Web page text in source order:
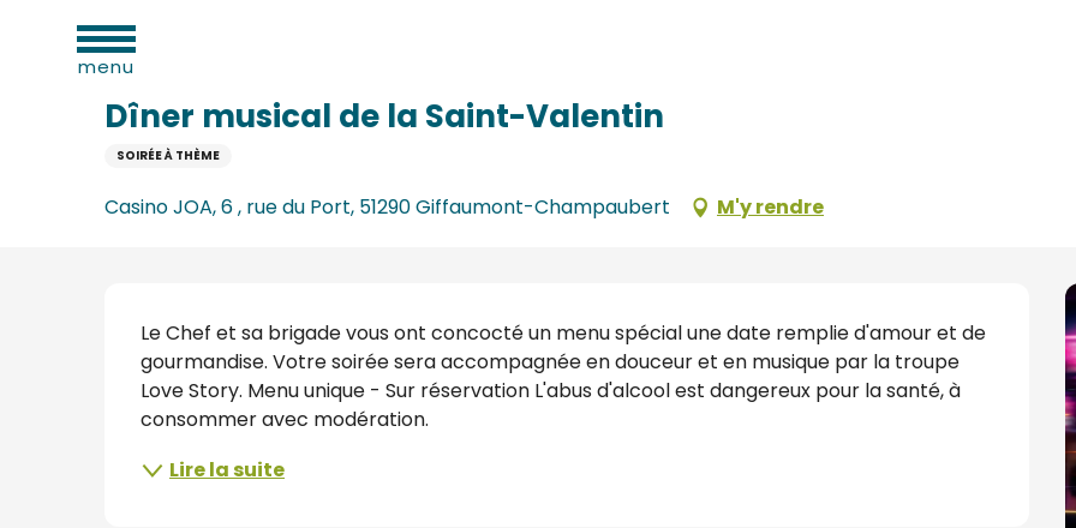
contenumenu
Accueil
Dîner musical de la Saint-Valentin
SOIRÉE À THÈME
Casino JOA, 6 , rue du Port, 51290 Giffaumont-Champaubert M'y rendre
Description
Le Chef et sa brigade vous ont concocté un menu spécial une date remplie d'amour et de
gourmandise. Votre soirée sera accompagnée en douceur et en musique par la troupe
Love Story. Menu unique - Sur réservation L'abus d'alcool est dangereux pour la santé, à
consommer avec modération.
Lire la suite